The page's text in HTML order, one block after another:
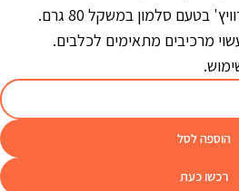
חטיף כלבים לידרס צ'ויס סנדוויץ' בטעם סלמון במשקל 80 גרם.
מרכיבים מתאימים לכלבים.
הוספה לסל
רכשו כעת